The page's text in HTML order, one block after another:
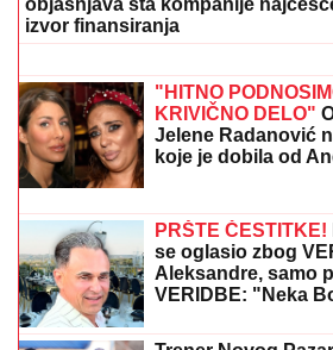
TEA TAIROVIĆ SE
SAOBRAĆAJKE U
NOSI: Snima se u
glave joj ne fali